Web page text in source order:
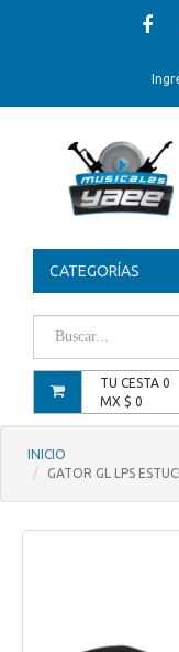
CATEGORÍAS
TU CESTA 0
MX $ 0
INICIO
GATOR GL LPS